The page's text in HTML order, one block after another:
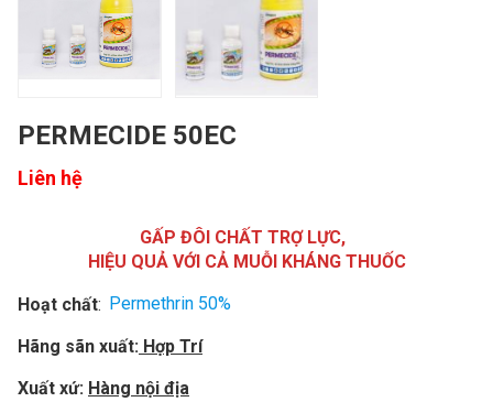
PERMECIDE 50EC
Liên hệ
GẤP ĐÔI CHẤT TRỢ LỰC,
HIỆU QUẢ VỚI CẢ MUỖI KHÁNG THUỐC
Hoạt chất: Permethrin 50%
Hãng sãn xuất: Hợp Trí
Xuất xứ: Hàng nội địa